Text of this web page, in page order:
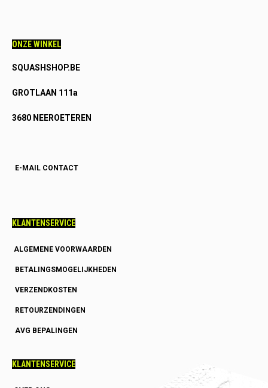
ONZE WINKEL
SQUASHSHOP.BE
GROTLAAN 111a
3680 NEEROETEREN
E-MAIL CONTACT
KLANTENSERVICE
ALGEMENE VOORWAARDEN
BETALINGSMOGELIJKHEDEN
VERZENDKOSTEN
RETOURZENDINGEN
AVG BEPALINGEN
KLANTENSERVICE